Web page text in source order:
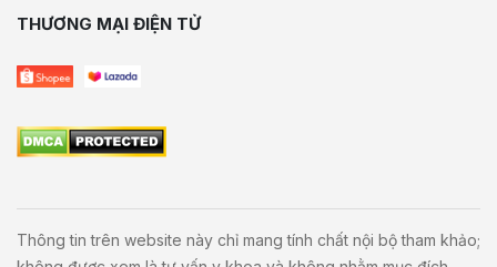
THƯƠNG MẠI ĐIỆN TỬ
Thông tin trên website này chỉ mang tính chất nội bộ tham khảo;